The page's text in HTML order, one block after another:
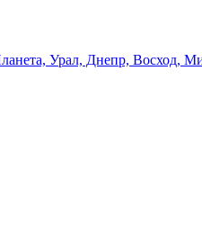
Урал, Днепр, Восход,